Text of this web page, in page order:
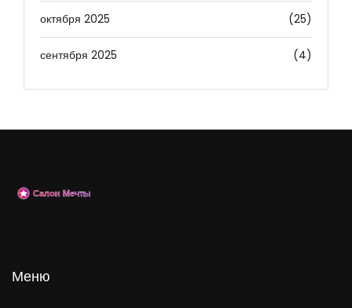
октября 2025 (25)
сентября 2025 (4)
Меню